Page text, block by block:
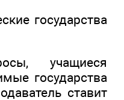
государства
учащиеся
государства
ставит